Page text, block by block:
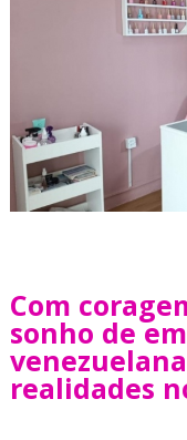
Com
sonho de
realidades